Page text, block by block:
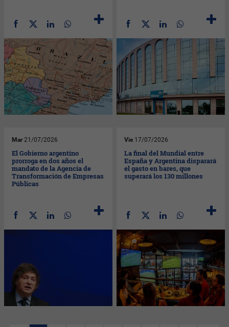
Mar 21/07/2026
El Gobierno argentino
prorroga en dos años el
mandato de la Agencia de
Transformación de Empresas
Públicas
Vie 17/07/2026
La final del Mundial entre
España y Argentina disparará
el gasto en bares, que
superará los 130 millones